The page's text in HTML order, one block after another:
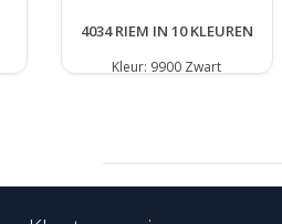
4034 RIEM IN 10 KLEUREN
Kleur: 9900 Zwart